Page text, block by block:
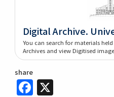
Digital Archive.
You can search for materials
Archives and view Digitised
share
Facebook